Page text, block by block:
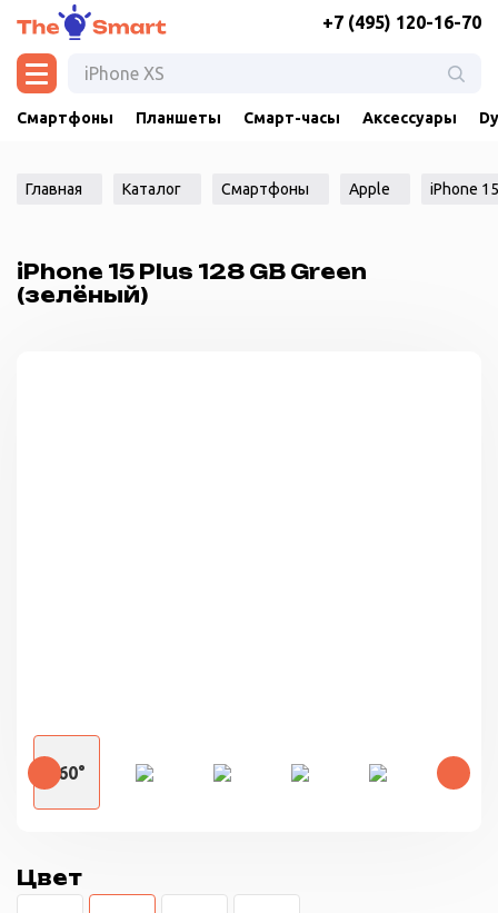
+7 (495) 120-16-70
Смартфоны Планшеты Смарт-часы Аксессуары
Главная Каталог Смартфоны Apple iPhone
iPhone 15 Plus 128 GB Green
(зелёный)
360°
Цвет